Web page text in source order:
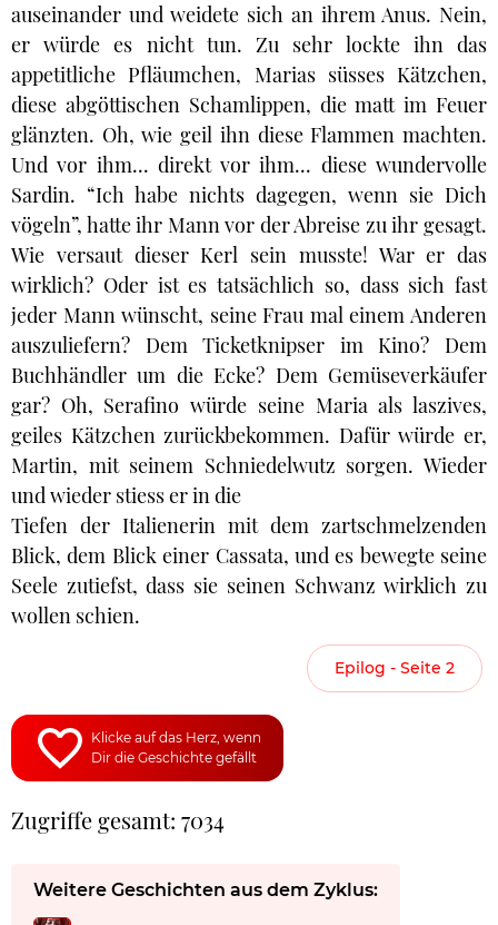
auseinander und weidete sich an ihrem Anus. Nein,
er würde es nicht tun. Zu sehr lockte ihn das
appetitliche Pfläumchen, Marias süsses Kätzchen,
diese abgöttischen Schamlippen, die matt im Feuer
glänzten. Oh, wie geil ihn diese Flammen machten.
Und vor ihm... direkt vor ihm... diese wundervolle
Sardin. “Ich habe nichts dagegen, wenn sie Dich
vögeln”, hatte ihr Mann vor der Abreise zu ihr gesagt.
Wie versaut dieser Kerl sein musste! War er das
wirklich? Oder ist es tatsächlich so, dass sich fast
jeder Mann wünscht, seine Frau mal einem Anderen
auszuliefern? Dem Ticketknipser im Kino? Dem
Buchhändler um die Ecke? Dem Gemüseverkäufer
gar? Oh, Serafino würde seine Maria als laszives,
geiles Kätzchen zurückbekommen. Dafür würde er,
Martin, mit seinem Schniedelwutz sorgen. Wieder
und wieder stiess er in die
Tiefen der Italienerin mit dem zartschmelzenden
Blick, dem Blick einer Cassata, und es bewegte seine
Seele zutiefst, dass sie seinen Schwanz wirklich zu
wollen schien.
Epilog - Seite 2
Klicke auf das Herz, wenn
Dir die Geschichte gefällt
Zugriffe gesamt: 7034
Weitere Geschichten aus dem Zyklus: